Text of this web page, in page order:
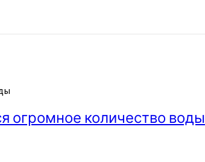
огромное количество воды